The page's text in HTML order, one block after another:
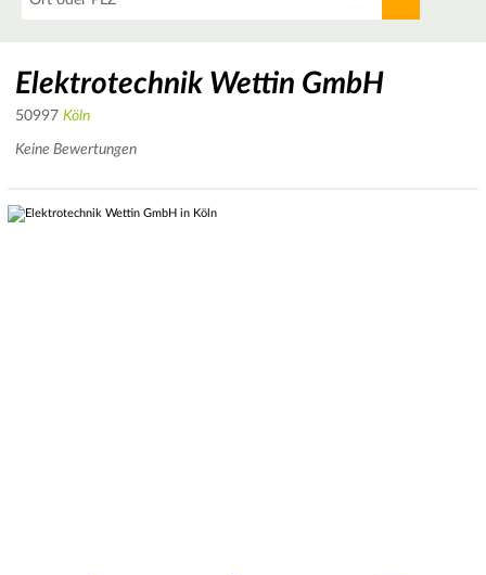
Elektrotechnik Wettin GmbH
50997 Köln
Keine Bewertungen